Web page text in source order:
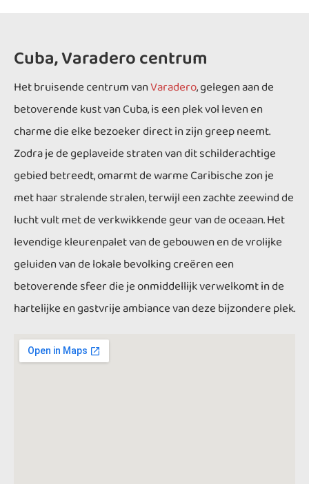
Cuba, Varadero centrum
Het bruisende centrum vanVaradero, gelegen aan de
betoverende kust van Cuba, is een plek vol leven en
charme die elke bezoeker direct in zijn greep neemt.
Zodra je de geplaveide straten van dit schilderachtige
gebied betreedt, omarmt de warme Caribische zon je
met haar stralende stralen, terwijl een zachte zeewind de
lucht vult met de verkwikkende geur van de oceaan. Het
levendige kleurenpalet van de gebouwen en de vrolijke
geluiden van de lokale bevolking creëren een
betoverende sfeer die je onmiddellijk verwelkomt in de
hartelijke en gastvrije ambiance van deze bijzondere plek.